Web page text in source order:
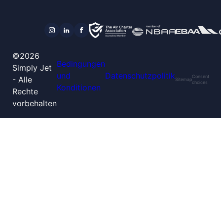
©2026
Simply Jet
- Alle
Rechte
vorbehalten
Bedingungen
und
Konditionen
DatenschutzpolitikSitemap
Consent
choices